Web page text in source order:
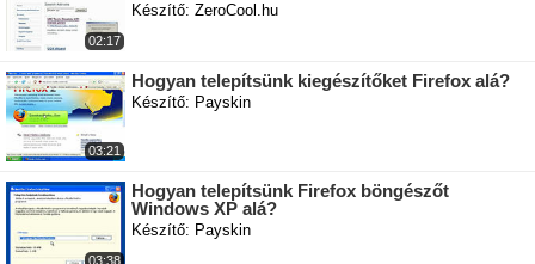
02:17
Készítő: ZeroCool.hu
03:21
Hogyan telepítsünk kiegészítőket Firefox alá?
Készítő: Payskin
03:38
Hogyan telepítsünk Firefox böngészőt
Windows XP alá?
Készítő: Payskin